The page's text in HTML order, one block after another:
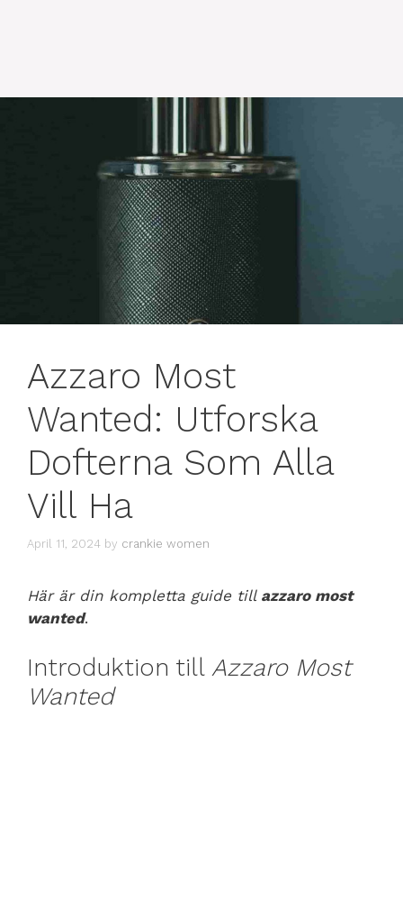
Azzaro Most
Wanted: Utforska
Dofterna Som Alla
Vill Ha
April 11, 2024 by crankie women
Här är din kompletta guide till azzaro most
wanted.
Introduktion till Azzaro Most
Wanted